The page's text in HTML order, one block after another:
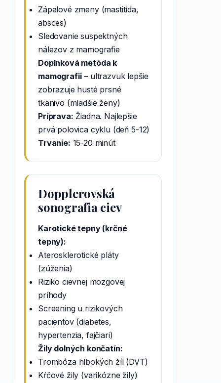
Zápalové zmeny (mastitída,
absces)
Sledovanie suspektných
nálezov z mamografie
Doplnková metóda k
mamografii– ultrazvuk lepšie
zobrazuje husté prsné
tkanivo (mladšie ženy)
Príprava: Žiadna. Najlepšie
prvá polovica cyklu (deň 5-12)
Trvanie: 15-20 minút
Dopplerovská
sonografia ciev
Karotické tepny (krčné
tepny):
Aterosklerotické pláty
(zúženia)
Riziko cievnej mozgovej
príhody
Screening u rizikových
pacientov (diabetes,
hypertenzia, fajčiari)
Žily dolných končatín:
Trombóza hlbokých žíl (DVT)
Kŕčové žily (varikózne žily)